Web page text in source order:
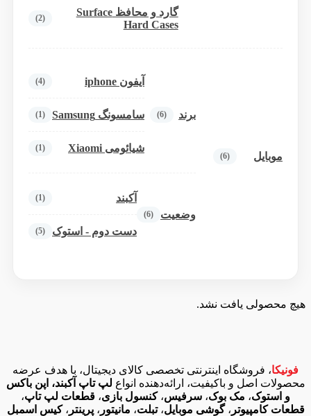
گارد و محافظ Surface
Hard Cases
(2)
موبایل (6)
برند (6)
آیفون iphone (4)
سامسونگ Samsung (1)
شیائومی Xiaomi (1)
وضعیت (6)
آکبند (1)
دست دوم - استوک (5)
هیچ محصولی یافت نشد.
فونیکا، فروشگاه اینترنتی تخصصی کالای دیجیتال، با هدف عرضه
محصولات اصل و باکیفیت، ارائه‌دهنده انواع لپ تاپ آکبند، اپن باکس
و استوک، مک بوک، سرفیس،کنسول بازی، قطعات لپ تاپ،
قطعات کامپیوتر ،گوشی موبایل،تبلت، مانیتور ،پرینتر ،کیس اسمبل